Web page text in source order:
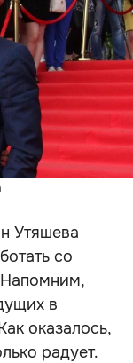
Утяшева
со
в
оказалось,
радует.